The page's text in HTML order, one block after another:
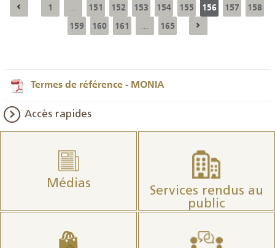
1 151 152 153 154 155 156 157
158
159
160 161 165
Termes de référence - MONIA
Accès rapides
Médias
Services rendus au
public